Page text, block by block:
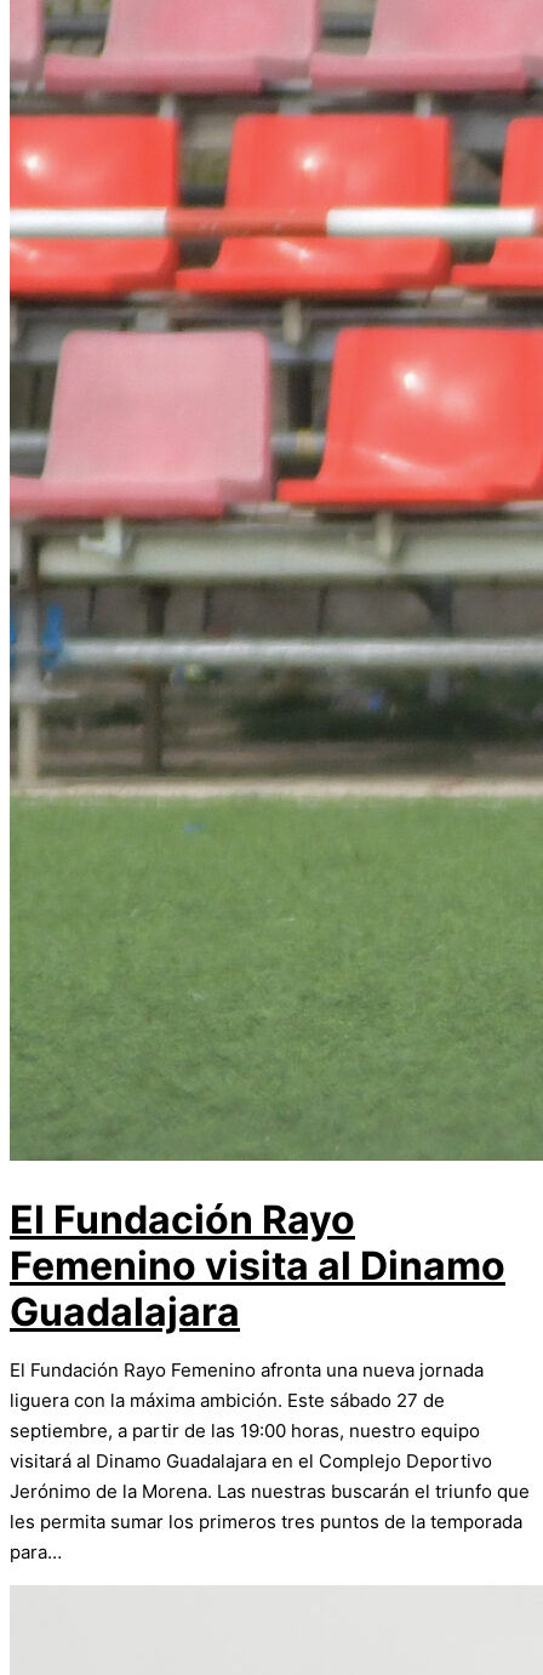
El Fundación Rayo
Femenino visita al Dinamo
Guadalajara
El Fundación Rayo Femenino afronta una nueva jornada
liguera con la máxima ambición. Este sábado 27 de
septiembre, a partir de las 19:00 horas, nuestro equipo
visitará al Dinamo Guadalajara en el Complejo Deportivo
Jerónimo de la Morena. Las nuestras buscarán el triunfo que
les permita sumar los primeros tres puntos de la temporada
para…